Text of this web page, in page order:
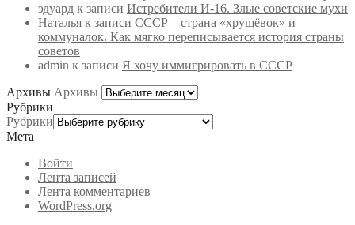
эдуард к записи Истребители И-16. Злые советские мухи
Наталья к записи СССР – страна «хрущёвок» и
коммуналок. Как мягко переписывается история страны
советов
admin к записи Я хочу иммигрировать в СССР
Архивы Архивы
Рубрики
Рубрики
Мета
Войти
Лента записей
Лента комментариев
WordPress.org